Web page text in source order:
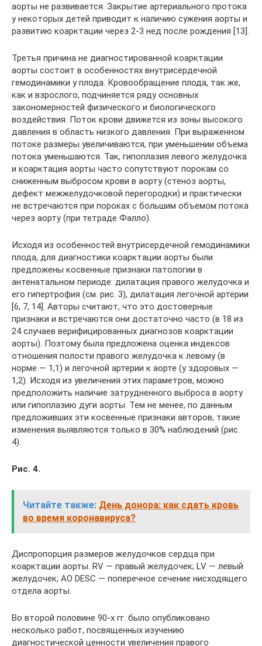
аорты не развивается. Закрытие артериального протока
у некоторых детей приводит к наличию сужения аорты и
развитию коарктации через 2-3 нед после рождения [13].
Третья причина не диагностированной коарктации
аорты состоит в особенностях внутрисердечной
гемодинамики у плода. Кровообращение плода, так же,
как и взрослого, подчиняется ряду основных
закономерностей физического и биологического
воздействия. Поток крови движется из зоны высокого
давления в область низкого давления. При выраженном
потоке размеры увеличиваются, при уменьшении объема
потока уменьшаются. Так, гипоплазия левого желудочка
и коарктация аорты часто сопутствуют порокам со
сниженным выбросом крови в аорту (стеноз аорты,
дефект межжелудочковой перегородки) и практически
не встречаются при пороках с большим объемом потока
через аорту (при тетраде Фалло).
Исходя из особенностей внутрисердечной гемодинамики
плода, для диагностики коарктации аорты были
предложены косвенные признаки патологии в
антенатальном периоде: дилатация правого желудочка и
его гипертрофия (см. рис. 3), дилатация легочной артерии
[6, 7, 14]. Авторы считают, что это достоверные
признаки и встречаются они достаточно часто (в 18 из
24 случаев верифицированных диагнозов коарктации
аорты). Поэтому была предложена оценка индексов
отношения полости правого желудочка к левому (в
норме — 1,1) и легочной артерии к аорте (у здоровых —
1,2). Исходя из увеличения этих параметров, можно
предположить наличие затрудненного выброса в аорту
или гипоплазию дуги аорты. Тем не менее, по данным
предложивших эти косвенные признаки авторов, такие
изменения выявляются только в 30% наблюдений (рис.
4).
Рис. 4.
Читайте также: День донора: как сдать кровь
во время коронавируса?
Диспропорция размеров желудочков сердца при
коарктации аорты. RV — правый желудочек; LV — левый
желудочек; AO DESC — поперечное сечение нисходящего
отдела аорты.
Во второй половине 90-х гг. было опубликовано
несколько работ, посвященных изучению
диагностической ценности увеличения правого